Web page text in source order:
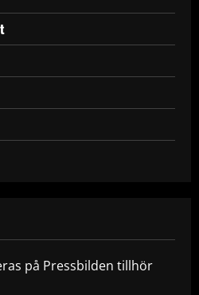
på Pressbilden tillhör